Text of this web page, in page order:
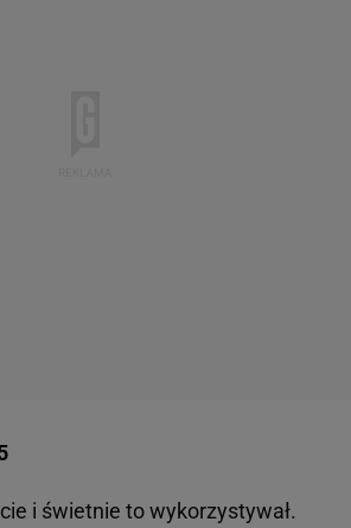
i świetnie to wykorzystywał.